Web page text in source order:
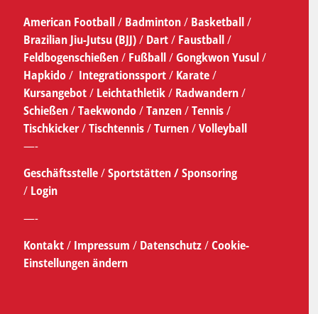
American Football/ Badminton/ Basketball/
Brazilian Jiu-Jutsu (BJJ)/ Dart/ Faustball/
Feldbogenschießen/ Fußball/Gongkwon Yusul/
Hapkido/ Integrationssport/ Karate/
Kursangebot/Leichtathletik/ Radwandern/
Schießen/Taekwondo/Tanzen/Tennis/
Tischkicker/Tischtennis/Turnen/Volleyball
—-
Geschäftsstelle/Sportstätten /Sponsoring
/ Login
—-
Kontakt/ Impressum / Datenschutz/Cookie-
Einstellungen ändern